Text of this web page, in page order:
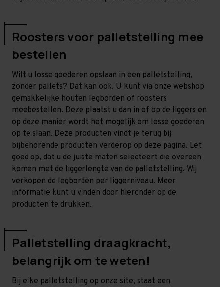
Roosters voor palletstelling mee
bestellen
Wilt u losse goederen opslaan in een palletstelling,
zonder pallets? Dat kan ook. U kunt via onze webshop
gemakkelijke houten legborden of roosters
meebestellen. Deze plaatst u dan in of op de liggers en
op deze manier wordt het mogelijk om losse goederen
op te slaan. Deze producten vindt je terug bij
bijbehorende producten verderop op deze pagina. Let
goed op, dat u de juiste maten selecteert die overeen
komen met de liggerlengte van de palletstelling. Wij
verkopen de legborden per liggerniveau. Meer
informatie kunt u vinden door hieronder op de
producten te drukken.
Palletstelling draagkracht,
belangrijk om te weten!
Bij elke palletstelling op onze site, staat een